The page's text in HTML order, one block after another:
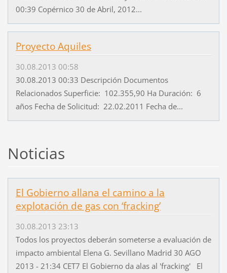
00:39 Copérnico 30 de Abril, 2012...
Proyecto Aquiles
30.08.2013 00:58
30.08.2013 00:33 Descripción Documentos
Relacionados Superficie: 102.355,90 Ha Duración: 6
años Fecha de Solicitud: 22.02.2011 Fecha de...
Noticias
El Gobierno allana el camino a la
explotación de gas con ‘fracking’
30.08.2013 23:13
Todos los proyectos deberán someterse a evaluación de
impacto ambiental Elena G. Sevillano Madrid 30 AGO
2013 - 21:34 CET7 El Gobierno da alas al 'fracking' El